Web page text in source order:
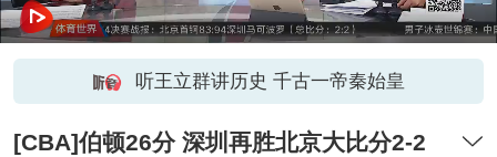
听王立群讲历史 千古一帝秦始皇
[CBA]伯顿26分 深圳再胜北京大比分2-2